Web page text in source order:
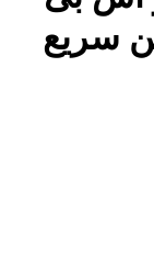
شحن سريع